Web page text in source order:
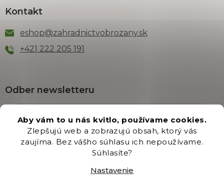
Aby vám to u nás kvitlo, používame cookies.
Zlepšujú web a zobrazujú obsah, ktorý vás
zaujíma. Bez vášho súhlasu ich nepoužívame.
Súhlasíte?
Nastavenie
Kontakt
eshop@zahradnictvobrozany.sk
+421 222 205 191
Odber newsletteru
Vložením e-mailu súhlasíte s podmienkamiochrany
osobných údajov.